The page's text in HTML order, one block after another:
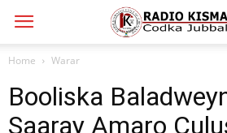
Home Warar
Booliska
Saaray Amaro